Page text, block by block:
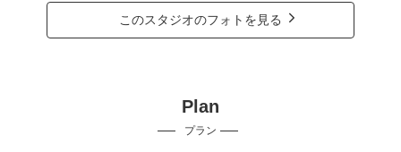
このスタジオのフォトを見る
Plan
プラン